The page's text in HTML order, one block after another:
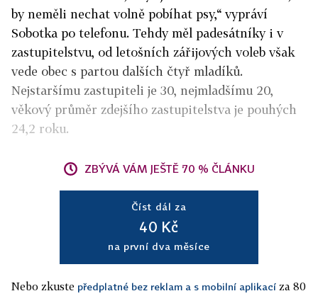
by neměli nechat volně pobíhat psy,“ vypráví
Sobotka po telefonu. Tehdy měl padesátníky i v
zastupitelstvu, od letošních zářijových voleb však
vede obec s partou dalších čtyř mladíků.
Nejstaršímu zastupiteli je 30, nejmladšímu 20,
věkový průměr zdejšího zastupitelstva je pouhých
24,2 roku.
ZBÝVÁ VÁM JEŠTĚ 70 % ČLÁNKU
Číst dál za
40 Kč
na první dva měsíce
Nebo zkuste předplatné bez reklam a s mobilní aplikací za 80